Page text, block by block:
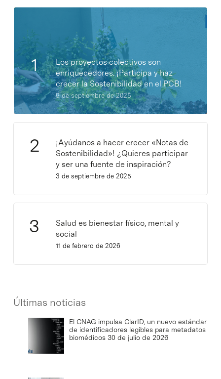
Los proyectos colectivos son
enriquecedores. ¡Participa y haz
crecer la Sostenibilidad en el PCB!
9 de septiembre de 2025
¡Ayúdanos a hacer crecer «Notas de
Sostenibilidad»! ¿Quieres participar
y ser una fuente de inspiración?
3 de septiembre de 2025
Salud es bienestar físico, mental y
social
11 de febrero de 2026
Últimas noticias
El CNAG impulsa ClarID, un nuevo estándar
de identificadores legibles para metadatos
biomédicos 30 de julio de 2026